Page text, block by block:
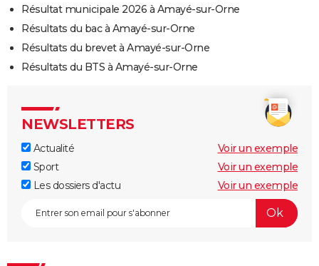
Résultat municipale 2026 à Amayé-sur-Orne
Résultats du bac à Amayé-sur-Orne
Résultats du brevet à Amayé-sur-Orne
Résultats du BTS à Amayé-sur-Orne
NEWSLETTERS
Actualité
Voir un exemple
Sport
Voir un exemple
Les dossiers d'actu
Voir un exemple